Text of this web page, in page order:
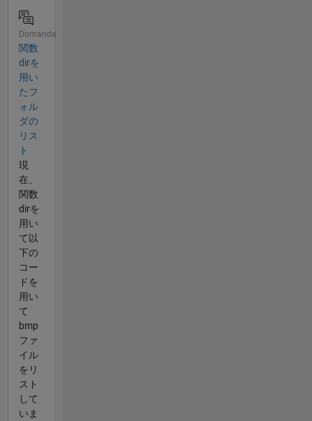
Domanda
関数
dirを
用い
たフ
ォル
ダの
リス
ト
現
在、
関数
dirを
用い
て以
下の
コー
ドを
用い
て
bmp
ファ
イル
をリ
スト
して
いま